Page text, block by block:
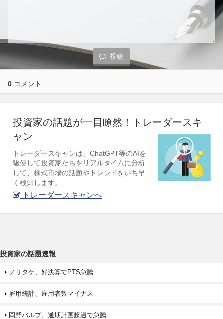
投稿
0 コメント
投資家の話題が一目瞭然！トレーダースキ
ャン
トレーダースキャンは、ChatGPT等のAIを
駆使して投資家たちをリアルタイムに分析
して、株式市場の話題やトレンドをいち早
く検知します。
トレーダースキャンへ
投資家の話題速報
ノリタケ、好決算でPTS急騰
雇用統計、雇用者数マイナス
岡野バルブ、通期計画超過で急騰